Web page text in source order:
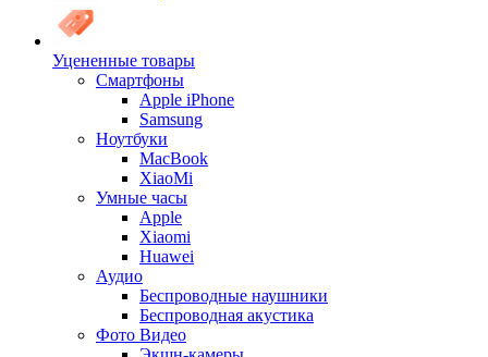
Уцененные товары
Cмартфоны
Apple iPhone
Samsung
Ноутбуки
MacBook
XiaoMi
Умные часы
Apple
Xiaomi
Huawei
Аудио
Беспроводные наушники
Беспроводная акустика
Фото Видео